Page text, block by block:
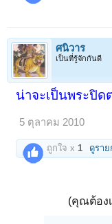
ศนิวาร
เป็นที่รู้จักกันดี
น่าจะเป็นพระปิด
5 ตุลาคม 2010
ถูกใจ x 1 ดูราย
(คุณต้อง